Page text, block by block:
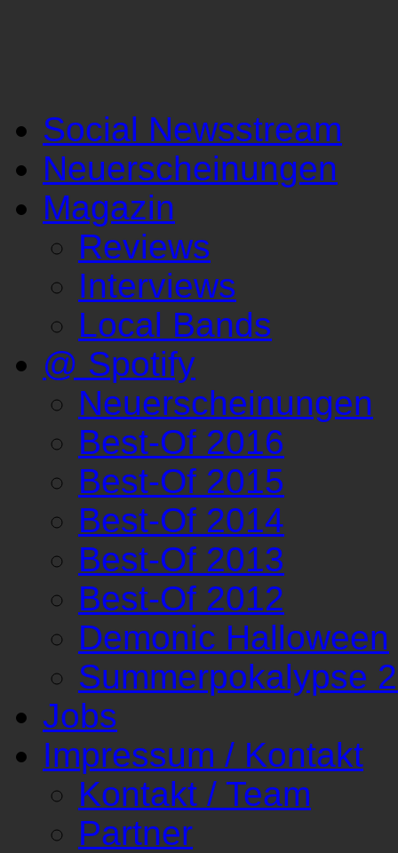
Social Newsstream
Neuerscheinungen
Magazin
Reviews
Interviews
Local Bands
@ Spotify
Neuerscheinungen
Best-Of 2016
Best-Of 2015
Best-Of 2014
Best-Of 2013
Best-Of 2012
Demonic Halloween
Summerpokalypse
Jobs
Impressum / Kontakt
Kontakt / Team
Partner